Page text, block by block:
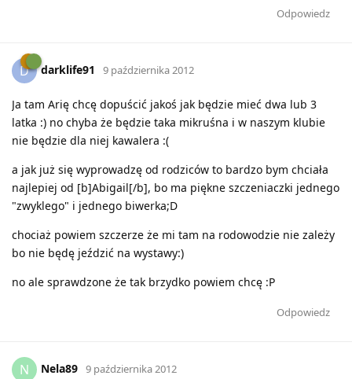
Odpowiedz
D darklife91 9 października 2012
Ja tam Arię chcę dopuścić jakoś jak będzie mieć dwa lub 3
latka :) no chyba że będzie taka mikruśna i w naszym klubie
nie będzie dla niej kawalera :(
a jak już się wyprowadzę od rodziców to bardzo bym chciała
najlepiej od [b]Abigail[/b], bo ma piękne szczeniaczki jednego
"zwyklego" i jednego biwerka;D
chociaż powiem szczerze że mi tam na rodowodzie nie zależy
bo nie będę jeździć na wystawy:)
no ale sprawdzone że tak brzydko powiem chcę :P
Odpowiedz
N Nela89 9 października 2012